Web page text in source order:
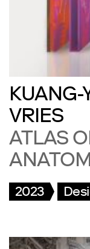
KUANG-
VRIES
ATLAS
2023